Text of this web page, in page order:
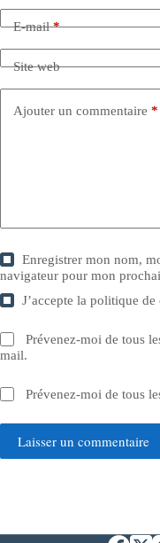
E-mail*
Site web
Ajouter un commentaire *
Enregistrer mon nom,
navigateur pour mon
J’accepte lapolitique de
Prévenez-moi de tous
mail.
Prévenez-moi de tous
Laisser un commentaire